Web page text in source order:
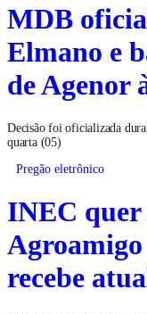
MDB
Elmano e
de Agenor
Decisão foi oficializada
quarta (05)
Pregão eletrônico
INEC
recebe